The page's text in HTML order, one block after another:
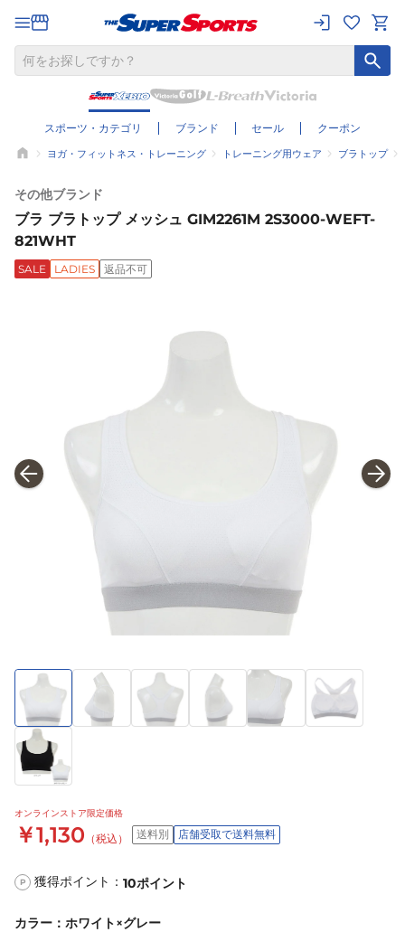
スポーツ・カテゴリ ブランド セール クーポン
ヨガ・フィットネス・トレーニング トレーニング用ウェア ブラトップ
その他ブランド
ブラ ブラトップ メッシュ GIM2261M 2S3000-WEFT-
821WHT
SALE LADIES 返品不可
オンラインストア限定価格
￥1,130 （税込） 送料別 店舗受取で送料無料
P 獲得ポイント： 10ポイント
カラー ： ホワイト×グレー